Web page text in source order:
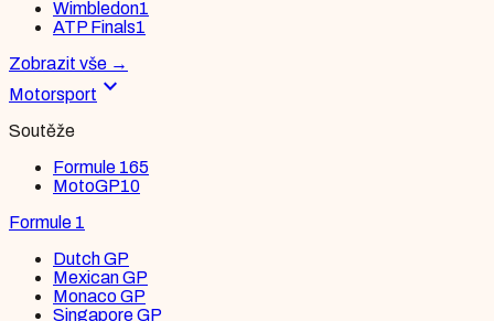
Wimbledon1
ATP Finals1
Zobrazit vše →
Motorsport expand_more
Soutěže
Formule 165
MotoGP10
Formule 1
Dutch GP
Mexican GP
Monaco GP
Singapore GP